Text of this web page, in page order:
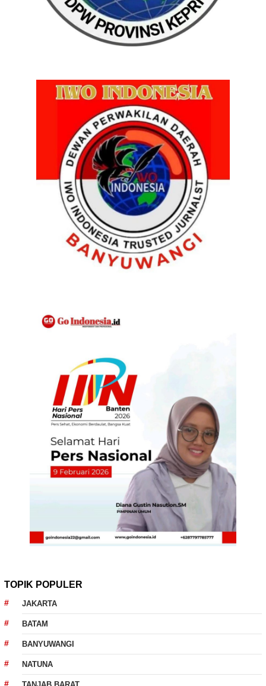
TOPIK POPULER
JAKARTA
BATAM
BANYUWANGI
NATUNA